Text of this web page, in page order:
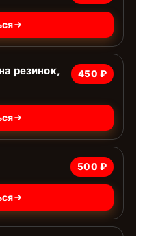
резинок,
450 ₽
500 ₽